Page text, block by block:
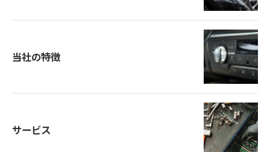
当社の特徴
サービス